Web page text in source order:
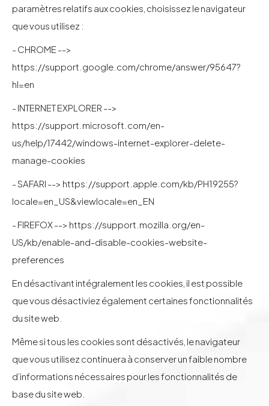
paramètres relatifs aux cookies, choisissez le navigateur
que vous utilisez :
- CHROME -->
https://support.google.com/chrome/answer/95647?
hl=en
- INTERNET EXPLORER -->
https://support.microsoft.com/en-
us/help/17442/windows-internet-explorer-delete-
manage-cookies
- SAFARI --> https://support.apple.com/kb/PH19255?
locale=en_US&viewlocale=en_EN
- FIREFOX --> https://support.mozilla.org/en-
US/kb/enable-and-disable-cookies-website-
preferences
En désactivant intégralement les cookies, il est possible
que vous désactiviez également certaines fonctionnalités
du site web.
Même si tous les cookies sont désactivés, le navigateur
que vous utilisez continuera à conserver un faible nombre
d’informations nécessaires pour les fonctionnalités de
base du site web.